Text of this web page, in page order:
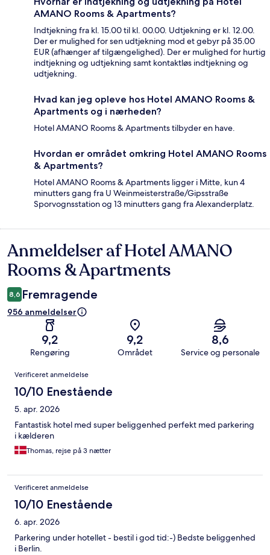
AMANO Rooms & Apartments?
Indtjekning fra kl. 15.00 til kl. 00.00. Udtjekning er kl. 12.00.
Der er mulighed for sen udtjekning mod et gebyr på 35.00
EUR (afhænger af tilgængelighed). Der er mulighed for hurtig
indtjekning og udtjekning samt kontaktløs indtjekning og
udtjekning.
Hvad kan jeg opleve hos Hotel AMANO Rooms &
Apartments og i nærheden?
Hotel AMANO Rooms & Apartments tilbyder en have.
Hvordan er området omkring Hotel AMANO Rooms
& Apartments?
Hotel AMANO Rooms & Apartments ligger i Mitte, kun 4
minutters gang fra U Weinmeisterstraße/Gipsstraße
Sporvognsstation og 13 minutters gang fra Alexanderplatz.
Anmeldelser
Anmeldelser af Hotel AMANO
Rooms & Apartments
8,6 Fremragende
956 anmeldelser
9,2
Rengøring
9,2
Området
8,6
Service og personale
Anmeldelser
Verificeret anmeldelse
10/10 Enestående
5. apr. 2026
Fantastisk hotel med super beliggenhed perfekt med parkering
i kælderen
Thomas, rejse på 3 nætter
Verificeret anmeldelse
10/10 Enestående
6. apr. 2026
Parkering under hotellet - bestil i god tid:-) Bedste beliggenhed
i Berlin.